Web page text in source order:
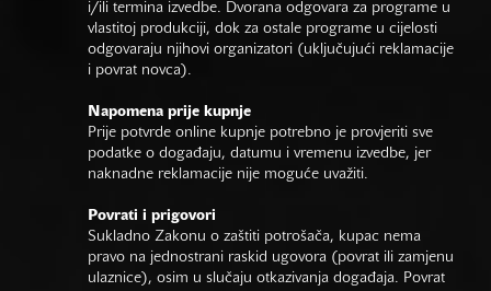
i/ili termina izvedbe. Dvorana odgovara za programe u
vlastitoj produkciji, dok za ostale programe u cijelosti
odgovaraju njihovi organizatori (uključujući reklamacije
i povrat novca).
Napomena prije kupnje
Prije potvrde online kupnje potrebno je provjeriti sve
podatke o događaju, datumu i vremenu izvedbe, jer
naknadne reklamacije nije moguće uvažiti.
Povrati i prigovori
Sukladno Zakonu o zaštiti potrošača, kupac nema
pravo na jednostrani raskid ugovora (povrat ili zamjenu
ulaznice), osim u slučaju otkazivanja događaja. Povrat